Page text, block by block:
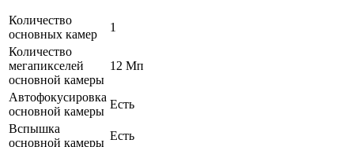
Количество
основных камер
1
Количество
мегапикселей
основной камеры
12 Мп
Автофокусировка
основной камеры
Есть
Вспышка
основной камеры
Есть